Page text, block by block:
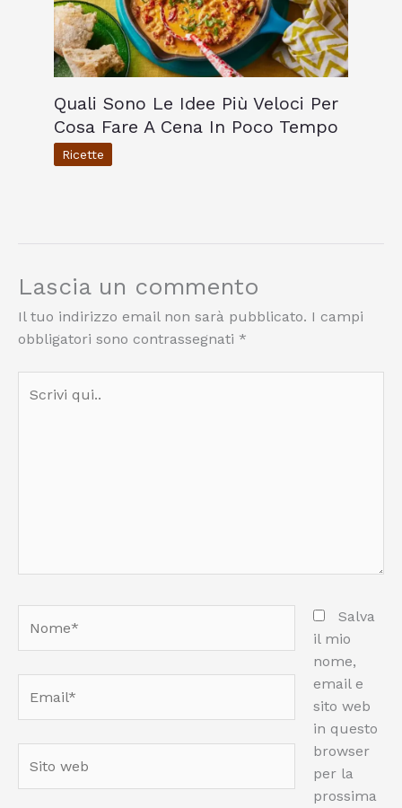
Quali Sono Le Idee Più Veloci Per
Cosa Fare A Cena In Poco Tempo
Ricette
Lascia un commento
Il tuo indirizzo email non sarà pubblicato. I campi
obbligatori sono contrassegnati *
qui..
web
Salva
il mio
nome,
email e
sito web
in questo
browser
per la
prossima